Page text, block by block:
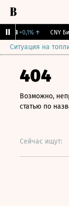
+0,1% ↑ CNY
Ситуация на
404
Возможно,
статью по
Сейчас ищут: